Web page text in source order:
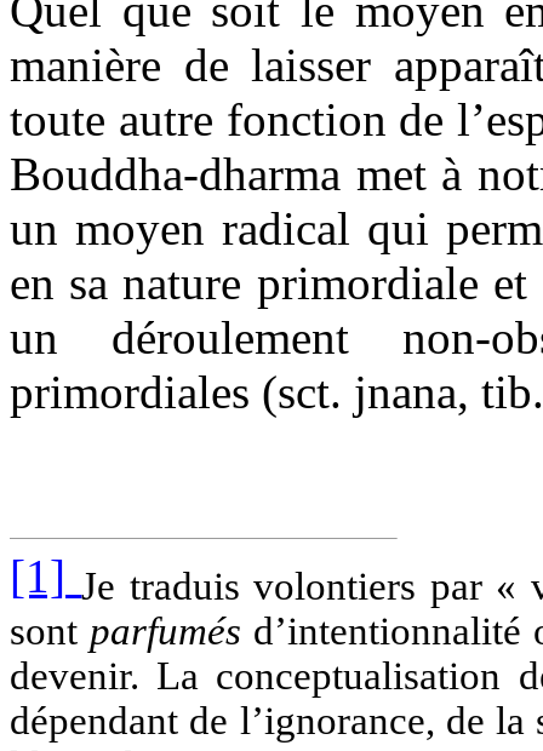
manière de laisser
toute autre fonction de
Bouddha-dharma met à
un moyen radical qui
en sa nature primordiale
un déroulement non-
primordiales (sct. jnana,
[1] Je traduis volontiers par «
sont parfumés d’intentionnalité
devenir. La conceptualisation
dépendant de l’ignorance, de